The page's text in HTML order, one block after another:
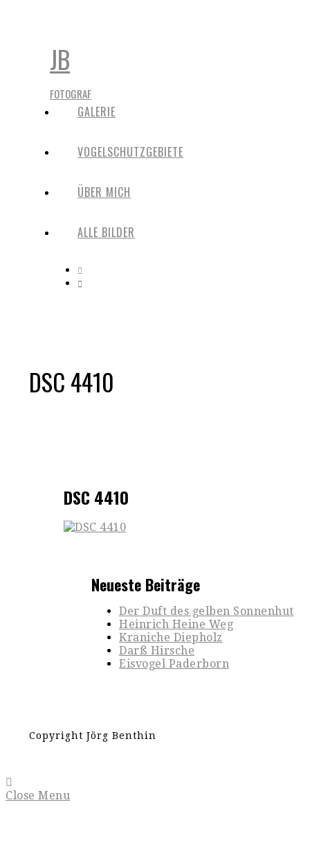
JB
FOTOGRAF
GALERIE
VOGELSCHUTZGEBIETE
ÜBER MICH
ALLE BILDER
DSC 4410
DSC 4410
Neueste Beiträge
Der Duft des gelben Sonnenhut
Heinrich Heine Weg
Kraniche Diepholz
Darß Hirsche
Eisvogel Paderborn
Copyright Jörg Benthin
Close Menu